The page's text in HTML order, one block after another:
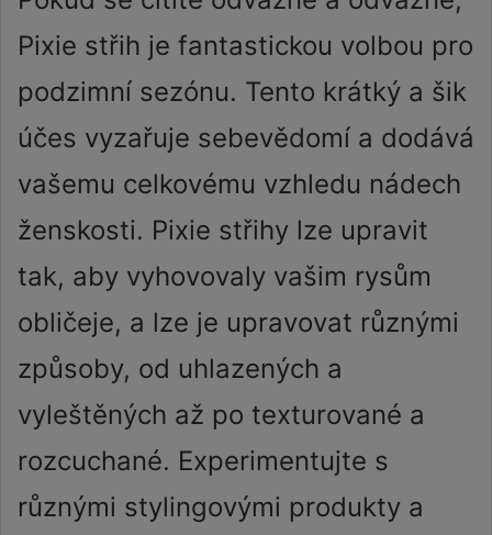
Pixie střih je fantastickou volbou pro
podzimní sezónu. Tento krátký a šik
účes vyzařuje sebevědomí a dodává
vašemu celkovému vzhledu nádech
ženskosti. Pixie střihy lze upravit
tak, aby vyhovovaly vašim rysům
obličeje, a lze je upravovat různými
způsoby, od uhlazených a
vyleštěných až po texturované a
rozcuchané. Experimentujte s
různými stylingovými produkty a